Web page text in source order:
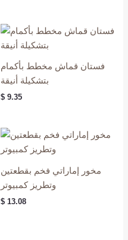
فستان قماش مخطط بأكمام
بتشكيلة أنيقة
$ 9.35
مخور إماراتي فخم بقطعتين
وتطريز كمبيوتر
$ 13.08